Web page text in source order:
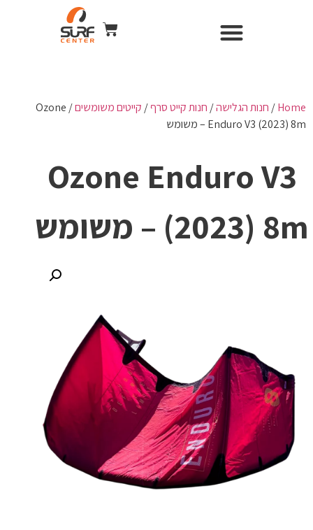
Home
/ חנות הגלישה/ חנות קייט סרף/ קייטים משומשים
/ Ozone
Enduro V3 (2023) 8m – משומש
Ozone Enduro V3
(2023) 8m – משומש